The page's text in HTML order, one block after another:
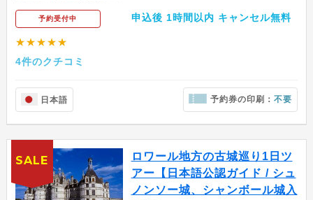
予約受付中
★★★★★
4件のクチコミ
申込後 1時間以内 キャンセル無料
日本語 予約券の印刷：不要
ロワール地方の古城巡り1日ツ
アー【日本語公認ガイド / シュ
ノンソー城、シャンボール城入
SALE